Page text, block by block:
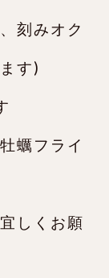
刻みオク
す)
蠣フライ
しくお願